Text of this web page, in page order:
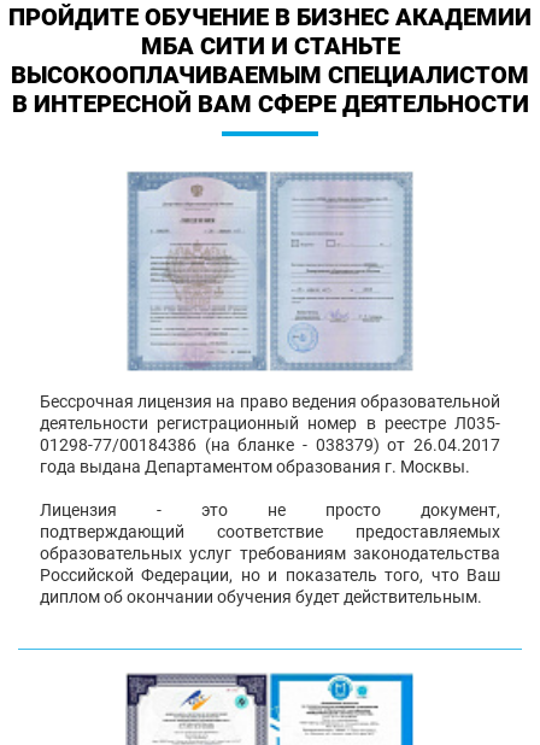
ПРОЙДИТЕ ОБУЧЕНИЕ В БИЗНЕС АКАДЕМИИ
МБА СИТИ И СТАНЬТЕ
ВЫСОКООПЛАЧИВАЕМЫМ СПЕЦИАЛИСТОМ
В ИНТЕРЕСНОЙ ВАМ СФЕРЕ ДЕЯТЕЛЬНОСТИ
Бессрочная лицензия на право ведения образовательной
деятельности регистрационный номер в реестре Л035-
01298-77/00184386 (на бланке - 038379) от 26.04.2017
года выдана Департаментом образования г. Москвы.
Лицензия - это не просто документ,
подтверждающий соответствие предоставляемых
образовательных услуг требованиям законодательства
Российской Федерации, но и показатель того, что Ваш
диплом об окончании обучения будет действительным.